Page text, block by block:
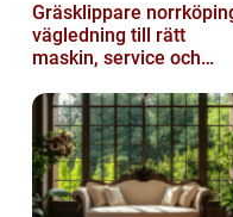
Gräsklippare
vägledning till rätt
maskin, service och